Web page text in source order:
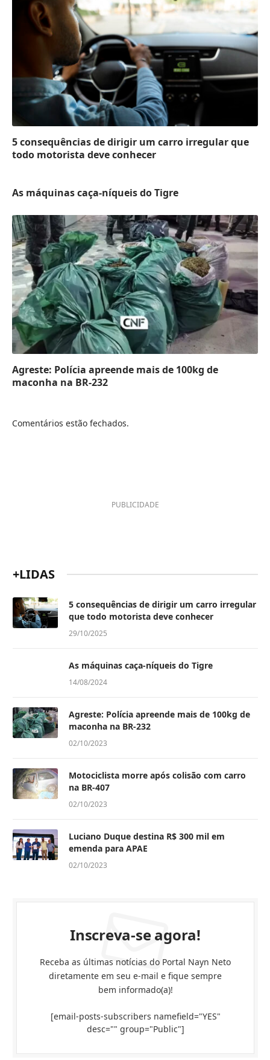
5 consequências de dirigir um carro irregular que
todo motorista deve conhecer
As máquinas caça-níqueis do Tigre
Agreste: Polícia apreende mais de 100kg de
maconha na BR-232
Comentários estão fechados.
PUBLICIDADE
+LIDAS
5 consequências de dirigir um carro irregular
que todo motorista deve conhecer
29/10/2025
As máquinas caça-níqueis do Tigre
14/08/2024
Agreste: Polícia apreende mais de 100kg de
maconha na BR-232
02/10/2023
Motociclista morre após colisão com carro
na BR-407
02/10/2023
Luciano Duque destina R$ 300 mil em
emenda para APAE
02/10/2023
Inscreva-se agora!
Receba as últimas notícias do Portal Nayn Neto
diretamente em seu e-mail e fique sempre
bem informado(a)!
[email-posts-subscribers namefield="YES"
desc="" group="Public"]